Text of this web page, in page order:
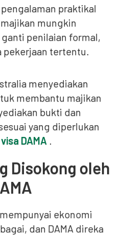
praktikal
mungkin
penilaian formal,
pekerjaan tertentu.
menyediakan
membantu majikan
bukti dan
yang diperlukan
visa DAMA .
Disokong oleh
ekonomi
dan DAMA direka